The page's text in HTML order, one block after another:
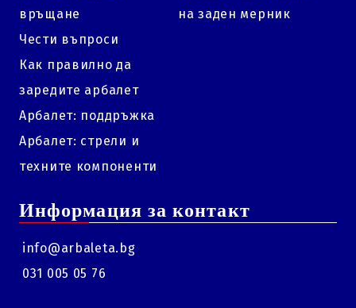
връщане
Чести въпроси
Как правилно да
заредите арбалет
Арбалет: поддръжка
Арбалет: стрели и
техните компоненти
на заден мерник
Информация за контакт
info@arbaleta.bg
031 005 05 76